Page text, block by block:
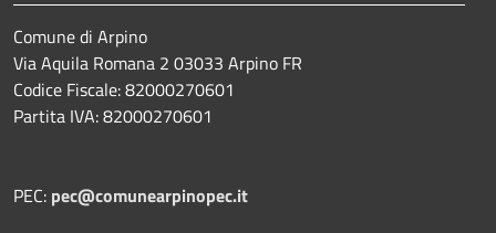
Comune di Arpino
Via Aquila Romana 2 03033 Arpino FR
Codice Fiscale: 82000270601
Partita IVA: 82000270601
PEC: pec@comunearpinopec.it